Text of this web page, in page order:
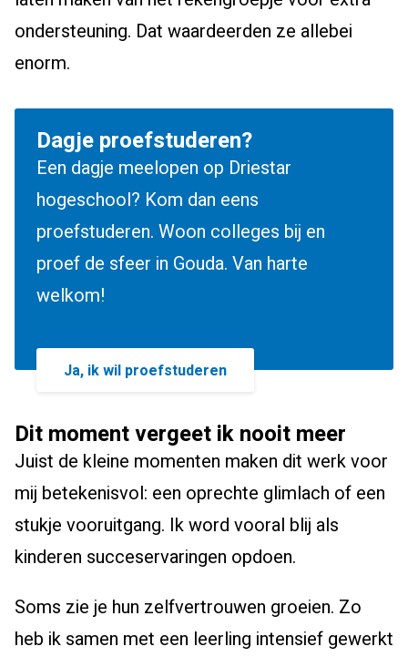
ondersteuning. Dat waardeerden ze allebei
enorm.
Dagje proefstuderen?
Een dagje meelopen op Driestar
hogeschool? Kom dan eens
proefstuderen. Woon colleges bij en
proef de sfeer in Gouda. Van harte
welkom!
Ja, ik wil proefstuderen
Dit moment vergeet ik nooit meer
Juist de kleine momenten maken dit werk voor
mij betekenisvol: een oprechte glimlach of een
stukje vooruitgang. Ik word vooral blij als
kinderen succeservaringen opdoen.
Soms zie je hun zelfvertrouwen groeien. Zo
heb ik samen met een leerling intensief gewerkt